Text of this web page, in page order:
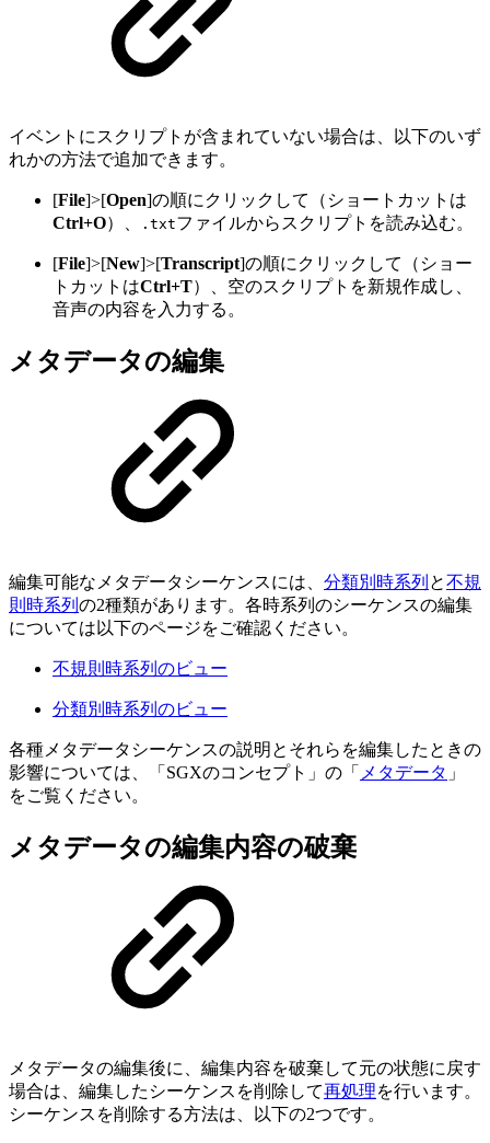
イベントにスクリプトが含まれていない場合は、以下のいず
れかの方法で追加できます。
[File]>[Open]の順にクリックして（ショートカットは
Ctrl+O）、 .txtファイルからスクリプトを読み込む。
[File]>[New]>[Transcript]の順にクリックして（ショー
トカットはCtrl+T）、空のスクリプトを新規作成し、
音声の内容を入力する。
メタデータの編集
編集可能なメタデータシーケンスには、 分類別時系列 と不規
則時系列 の2種類があります。各時系列のシーケンスの編集
については以下のページをご確認ください。
不規則時系列のビュー
分類別時系列のビュー
各種メタデータシーケンスの説明とそれらを編集したときの
影響については、「SGXのコンセプト」の「 メタデータ 」
をご覧ください。
メタデータの編集内容の破棄
メタデータの編集後に、編集内容を破棄して元の状態に戻す
場合は、編集したシーケンスを削除して再処理を行います。
シーケンスを削除する方法は、以下の2つです。